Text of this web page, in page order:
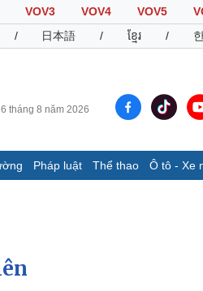
VOV3 VOV4 VOV5
/ 日本語 / ខ្មែរ /
tháng 8 năm 2026
Pháp luật Thể thao Ô tô - Xe